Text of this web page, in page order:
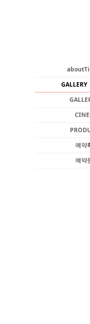
GALLERY
예약
예약